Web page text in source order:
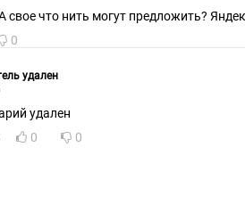
что нить могут предложить?
0
удален
удален
0 0